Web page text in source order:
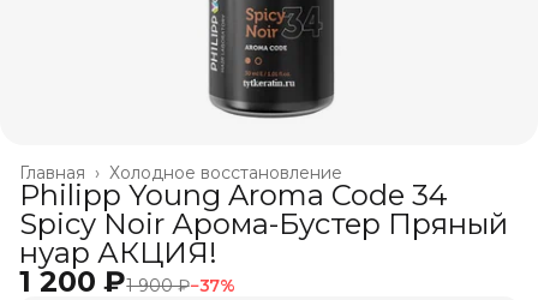
Холодное восстановление
Главная ›
Philipp Young Aroma Code 34
Spicy Noir Арома-Бустер Пряный
нуар АКЦИЯ!
1 200 ₽1 900 ₽−37%